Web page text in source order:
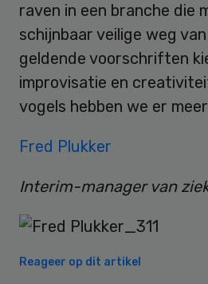
raven in een branche die
schijnbaar veilige weg
geldende voorschriften
improvisatie en
vogels hebben we er
Fred Plukker
Interim-manager van
Reageer op dit artikel